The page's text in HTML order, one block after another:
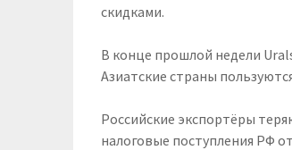
скидками.
В конце прошлой недели
Азиатские страны
Российские экспортёры
налоговые поступления РФ